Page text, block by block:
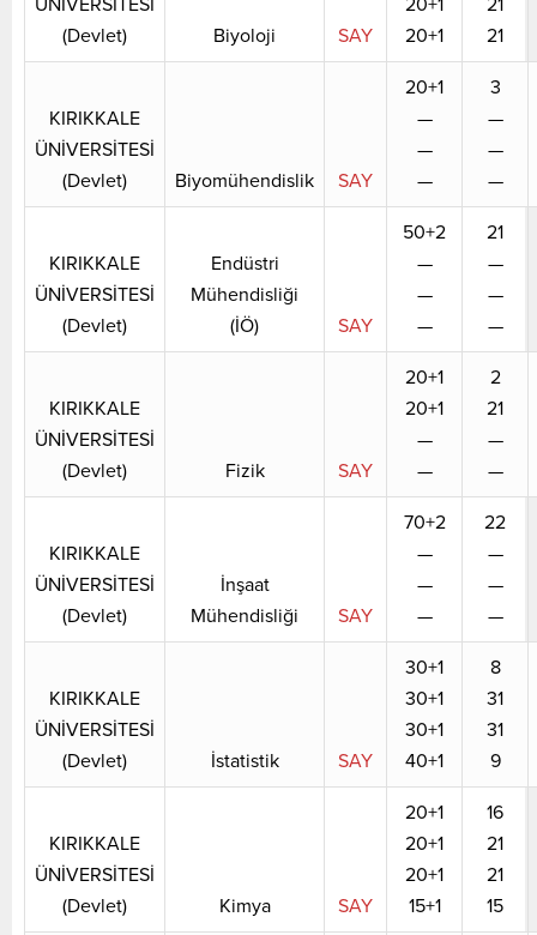
(Devlet)
Biyoloji SAY
20+1
21
KIRIKKALE
ÜNİVERSİTESİ
(Devlet)
Biyomühendislik SAY
20+1
—
—
—
3
—
—
—
KIRIKKALE
ÜNİVERSİTESİ
(Devlet)
Endüstri
Mühendisliği
(İÖ)
SAY
50+2
—
—
—
21
—
—
—
KIRIKKALE
ÜNİVERSİTESİ
(Devlet)
Fizik SAY
20+1
20+1
—
—
2
21
—
—
KIRIKKALE
ÜNİVERSİTESİ
(Devlet)
İnşaat
Mühendisliği
SAY
70+2
—
—
—
22
—
—
—
KIRIKKALE
ÜNİVERSİTESİ
(Devlet)
İstatistik SAY
30+1
30+1
30+1
40+1
8
31
31
9
KIRIKKALE
ÜNİVERSİTESİ
(Devlet)
Kimya SAY
20+1
20+1
20+1
15+1
16
21
21
15